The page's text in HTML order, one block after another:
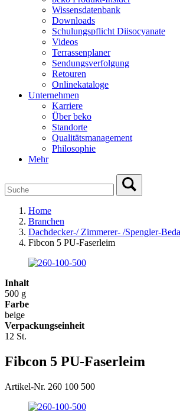
Wissensdatenbank
Downloads
Schulungspflicht Diisocyanate
Videos
Terrassenplaner
Sendungsverfolgung
Retouren
Onlinekataloge
Unternehmen
Karriere
Über beko
Standorte
Qualitätsmanagement
Philosophie
Mehr
Home
Branchen
Dachdecker-/ Zimmerer- /Spengler-
Fibcon 5 PU-Faserleim
Inhalt
500 g
Farbe
beige
Verpackungseinheit
12 St.
Fibcon 5 PU-Faserleim
Artikel-Nr. 260 100 500